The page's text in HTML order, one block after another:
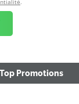
.
Top Promotions